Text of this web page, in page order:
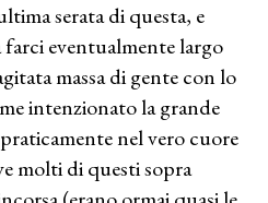
serata di questa, e
eventualmente largo
massa di gente con lo
intenzionato la grande
nel vero cuore
molti di questi sopra